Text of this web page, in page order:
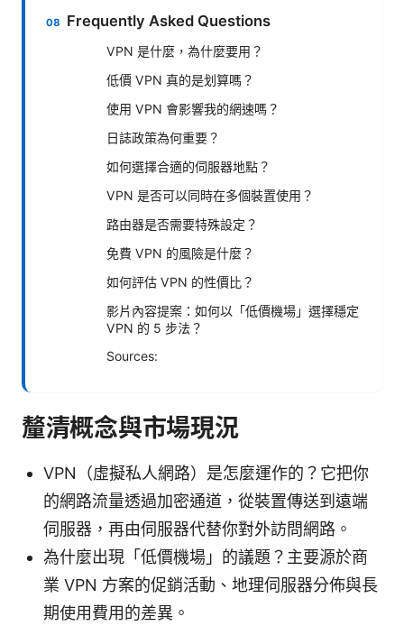
Frequently Asked Questions
VPN 是什麼，為什麼要用？
低價 VPN 真的是划算嗎？
使用 VPN 會影響我的網速嗎？
日誌政策為何重要？
如何選擇合適的伺服器地點？
VPN 是否可以同時在多個裝置使用？
路由器是否需要特殊設定？
免費 VPN 的風險是什麼？
如何評估 VPN 的性價比？
影片內容提案：如何以「低價機場」選擇穩定
VPN 的 5 步法？
Sources:
釐清概念與市場現況
VPN（虛擬私人網路）是怎麼運作的？它把你
的網路流量透過加密通道，從裝置傳送到遠端
伺服器，再由伺服器代替你對外訪問網路。
為什麼出現「低價機場」的議題？主要源於商
業 VPN 方案的促銷活動、地理伺服器分佈與長
期使用費用的差異。